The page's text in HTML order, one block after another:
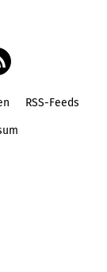
RSS-Feeds